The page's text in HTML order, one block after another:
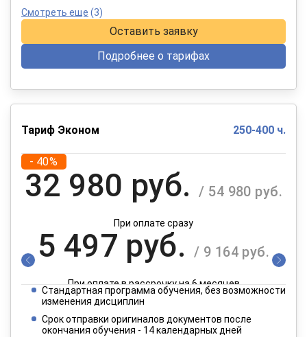
Смотреть еще (3)
Оставить заявку
Подробнее о тарифах
Тариф Эконом 250-400 ч.
- 40%
32 980 руб. / 54 980 руб.
При оплате сразу
5 497 руб. / 9 164 руб.
При оплате в рассрочку на 6 месяцев
2 749 руб.
Стандартная программа обучения, без возможности
изменения дисциплин
Срок отправки оригиналов документов после
окончания обучения - 14 календарных дней